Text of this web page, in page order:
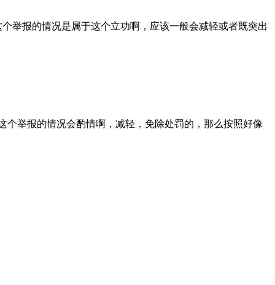
举报的情况是属于这个立功啊，应该一般会减轻或者既突出
举报的情况会酌情啊，减轻，免除处罚的，那么按照好像